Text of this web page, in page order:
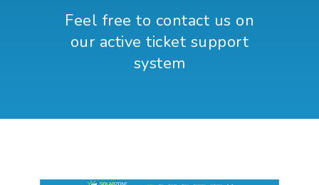
Feel free to contact us on
our active ticket support
system